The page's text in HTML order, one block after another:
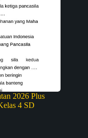
2026 Plus
4 SD